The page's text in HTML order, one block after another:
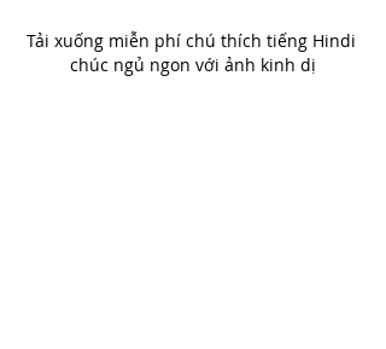
Tải xuống miễn phí chú thích tiếng Hindi
chúc ngủ ngon với ảnh kinh dị